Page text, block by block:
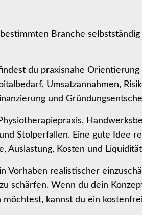
Branche
du praxisnahe
Umsatzannahmen,
und
Stolperfallen. Eine gute Idee
Auslastung, Kosten und
Vorhaben realistischer
schärfen. Wenn du dein
kannst du ein